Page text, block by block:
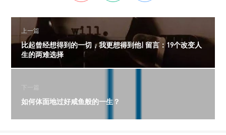
上一篇
比起曾经想得到的一切，我更想得到他| 留言：19个改变人
生的两难选择
下一篇
如何体面地过好咸鱼般的一生？